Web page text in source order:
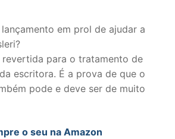
em prol de ajudar a
revertida para o tratamento de
escritora. É a prova de que o
pode e deve ser de muito
o seu na Amazon